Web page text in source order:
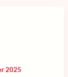
2025